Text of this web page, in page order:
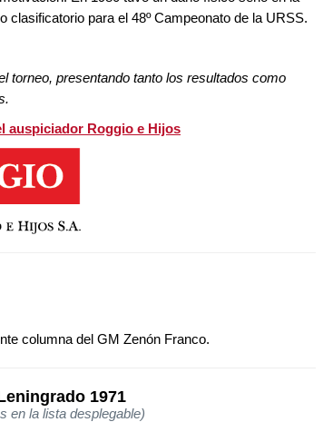
para el 48º Campeonato de la URSS.
torneo, presentando tanto los resultados como
auspiciador Roggio e Hijos
columna del GM Zenón Franco.
1971
en la lista desplegable)